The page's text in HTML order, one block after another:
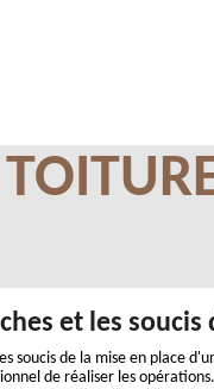
et les
soucis de la mise en place
de réaliser les